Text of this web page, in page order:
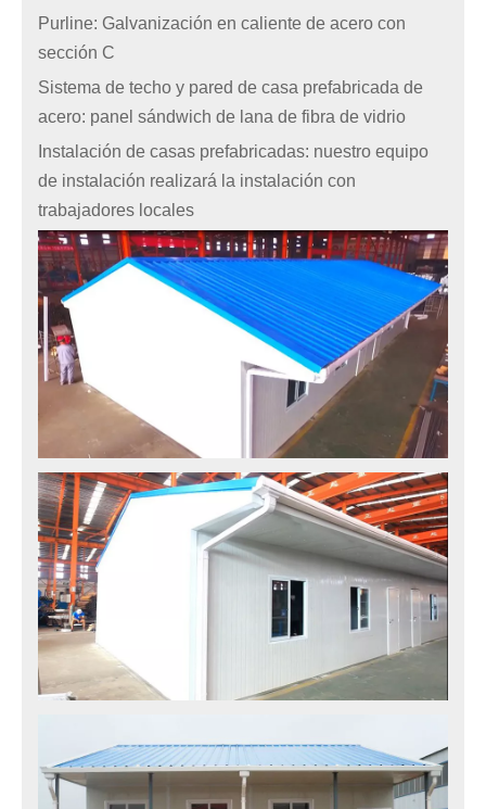
Purline: Galvanización en caliente de acero con
sección C
Sistema de techo y pared de casa prefabricada de
acero: panel sándwich de lana de fibra de vidrio
Instalación de casas prefabricadas: nuestro equipo
de instalación realizará la instalación con
trabajadores locales